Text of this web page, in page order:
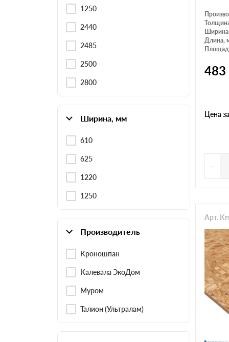
1250
2440
2485
2500
2800
Ширина, мм
610
625
1220
1250
Производитель
Кроношпан
Калевала ЭкоДом
Муром
Талион (Ультралам)
Длина,
483
Цена за
-
Арт.